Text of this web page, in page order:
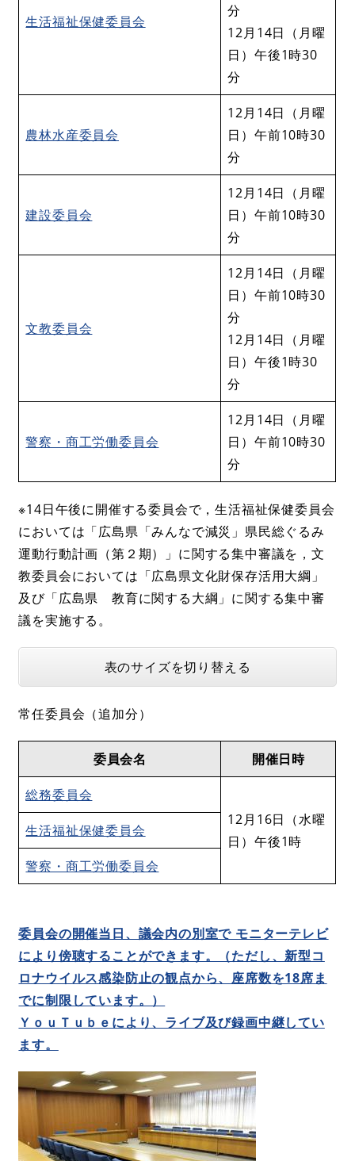
生活福祉保健委員会
分
12月14日（月曜
日）午後1時30
分
農林水産委員会
12月14日（月曜
日）午前10時30
分
建設委員会
12月14日（月曜
日）午前10時30
分
文教委員会
12月14日（月曜
日）午前10時30
分
12月14日（月曜
日）午後1時30
分
警察・商工労働委員会
12月14日（月曜
日）午前10時30
分
※14日午後に開催する委員会で，生活福祉保健委員会
においては「広島県「みんなで減災」県民総ぐるみ
運動行動計画（第２期）」に関する集中審議を，文
教委員会においては「広島県文化財保存活用大綱」
及び「広島県 教育に関する大綱」に関する集中審
議を実施する。
表のサイズを切り替える
常任委員会（追加分）
委員会名 開催日時
総務委員会
12月16日（水曜
日）午後1時
生活福祉保健委員会
警察・商工労働委員会
委員会の開催当日、議会内の別室で モニターテレビ
により傍聴することができます。（ただし、新型コ
ロナウイルス感染防止の観点から、座席数を18席ま
でに制限しています。）
ＹｏｕＴｕｂｅにより、ライブ及び録画中継してい
ます。